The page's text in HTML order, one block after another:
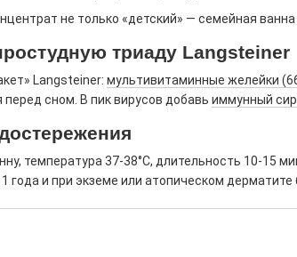
не только «детский» — семейная ванна
триаду Langsteiner
Langsteiner: мультивитаминные желейки
сном. В пик вирусов добавь иммунный
температура 37-38°C, длительность 10-15
года и при экземе или атопическом